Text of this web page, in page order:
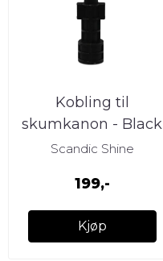
Kobling til
skumkanon - Black
& Decker
Scandic Shine
199,-
Kjøp